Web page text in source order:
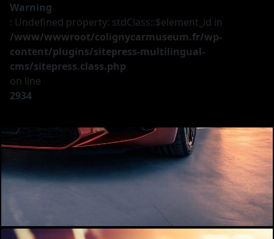
Warning
: Undefined property: stdClass::$element_id in
/www/wwwroot/colignycarmuseum.fr/wp-
content/plugins/sitepress-multilingual-
cms/sitepress.class.php
on line
2934
Le musée
Les véhicules
A vendre
Nos services
A propos
Partenaires